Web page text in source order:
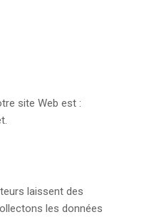
site Web est :
laissent des
les données